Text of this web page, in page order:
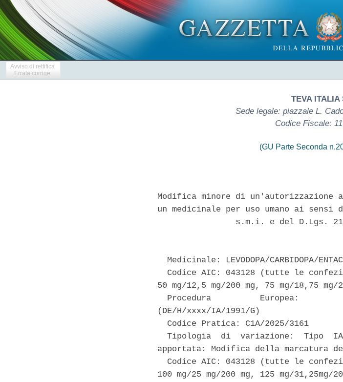
Avviso di rettifica
Errata corrige
TEVA ITALIA
Sede legale: piazzale L.
Codice Fiscale:
(GU Parte Seconda
Modifica minore di un'autorizzazione
un medicinale per uso umano ai sensi
s.m.i. e del D.Lgs.
Medicinale: LEVODOPA/CARBIDOPA/
Codice AIC: 043128 (tutte le
50 mg/12,5 mg/200 mg, 75 mg/18,75 mg/
Procedura          Europea:
(DE/H/xxxx/IA/1991/G)
  Codice Pratica: C1A/2025/3161
Tipologia  di  variazione:  Tipo
apportata: Modifica della marcatura
Codice AIC: 043128 (tutte le
100 mg/25 mg/200 mg, 125 mg/31,25mg/